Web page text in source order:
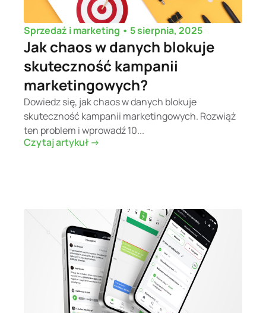
Sprzedaż i marketing • 5 sierpnia, 2025
Jak chaos w danych blokuje
skuteczność kampanii
marketingowych?
Dowiedz się, jak chaos w danych blokuje
skuteczność kampanii marketingowych. Rozwiąż
ten problem i wprowadź 10...
Czytaj artykuł ->